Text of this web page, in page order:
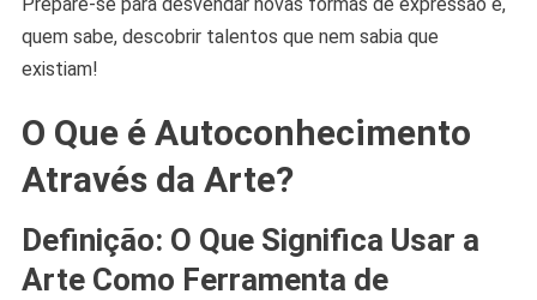
Prepare-se para desvendar novas formas de expressão e,
quem sabe, descobrir talentos que nem sabia que
existiam!
O Que é Autoconhecimento
Através da Arte?
Definição: O Que Significa Usar a
Arte Como Ferramenta de